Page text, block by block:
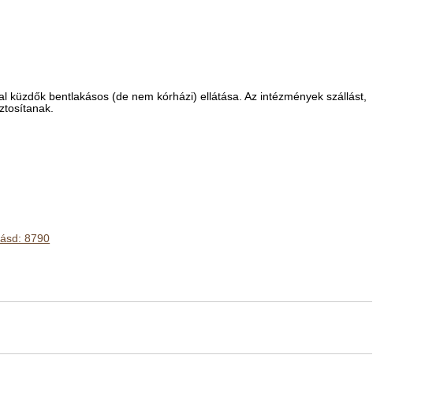
bentlakásos (de nem kórházi) ellátása. Az intézmények szállást,
8790